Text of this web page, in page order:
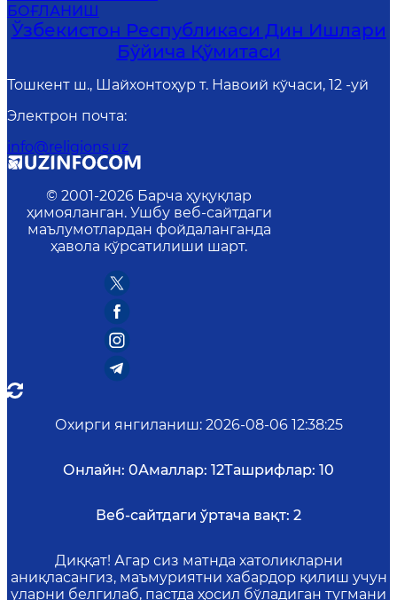
БОҒЛАНИШ
Ўзбекистон Республикаси Дин Ишлари
Бўйича Қўмитаси
Тошкент ш., Шайхонтоҳур т. Навоий кўчаси, 12 -уй
Электрон почта:
info@religions.uz
© 2001-2026 Барча ҳуқуқлар
ҳимояланган. Ушбу веб-сайтдаги
маълумотлардан фойдаланганда
ҳавола кўрсатилиши шарт.
Охирги янгиланиш: 2026-08-06 12:38:25
Онлайн: 0Амаллар: 12Ташрифлар: 10
Веб-сайтдаги ўртача вақт: 2
Диққат! Агар сиз матнда хатоликларни
аниқласангиз, маъмуриятни хабардор қилиш учун
уларни белгилаб, пастда ҳосил бўладиган тугмани